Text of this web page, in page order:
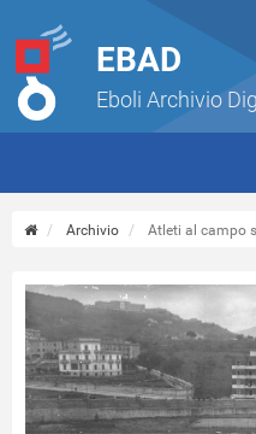
EBAD
Eboli Archivio
Archivio Atleti al campo